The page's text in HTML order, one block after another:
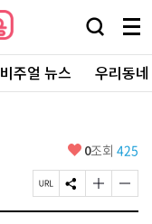
검
창
열
기
메
뉴
전
체
보
비주얼 뉴스 우리동
좋
요
0조회 425
페
이
S
N
글
자
글
자